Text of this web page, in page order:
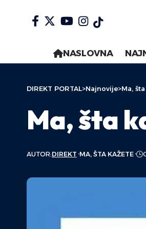
NASLOVNA
DIREKT PORTAL>Najnovije>Ma,
Ma, šta
AUTOR:DIREKT MA, ŠTA KAŽETE